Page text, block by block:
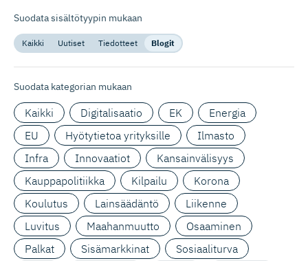
Suodata sisältötyypin mukaan
Kaikki Uutiset Tiedotteet Blogit
Suodata kategorian mukaan
Kaikki Digitalisaatio EK
Energia
EU
Hyötytietoa yrityksille
Ilmasto
Infra
Innovaatiot
Kansainvälisyys
Kauppapolitiikka
Kilpailu
Korona
Koulutus
Lainsäädäntö
Liikenne
Luvitus
Maahanmuutto
Osaaminen
Palkat
Sisämarkkinat
Sosiaaliturva